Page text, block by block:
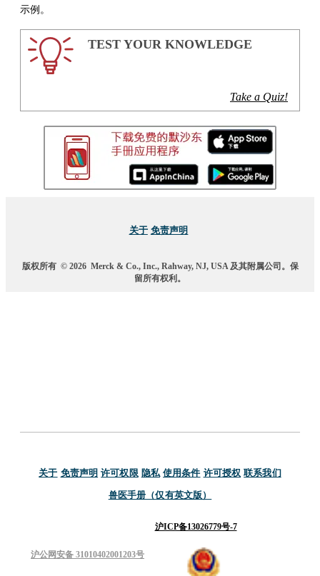
示例。
TEST YOUR KNOWLEDGE
Take a Quiz!
关于 免责声明
版权所有 © 2026 Merck & Co., Inc., Rahway, NJ, USA 及其附属公司。保
留所有权利。
关于 免责声明 许可权限 隐私 使用条件 许可授权 联系我们
兽医手册（仅有英文版）
沪ICP备13026779号-7
沪公网安备 31010402001203号